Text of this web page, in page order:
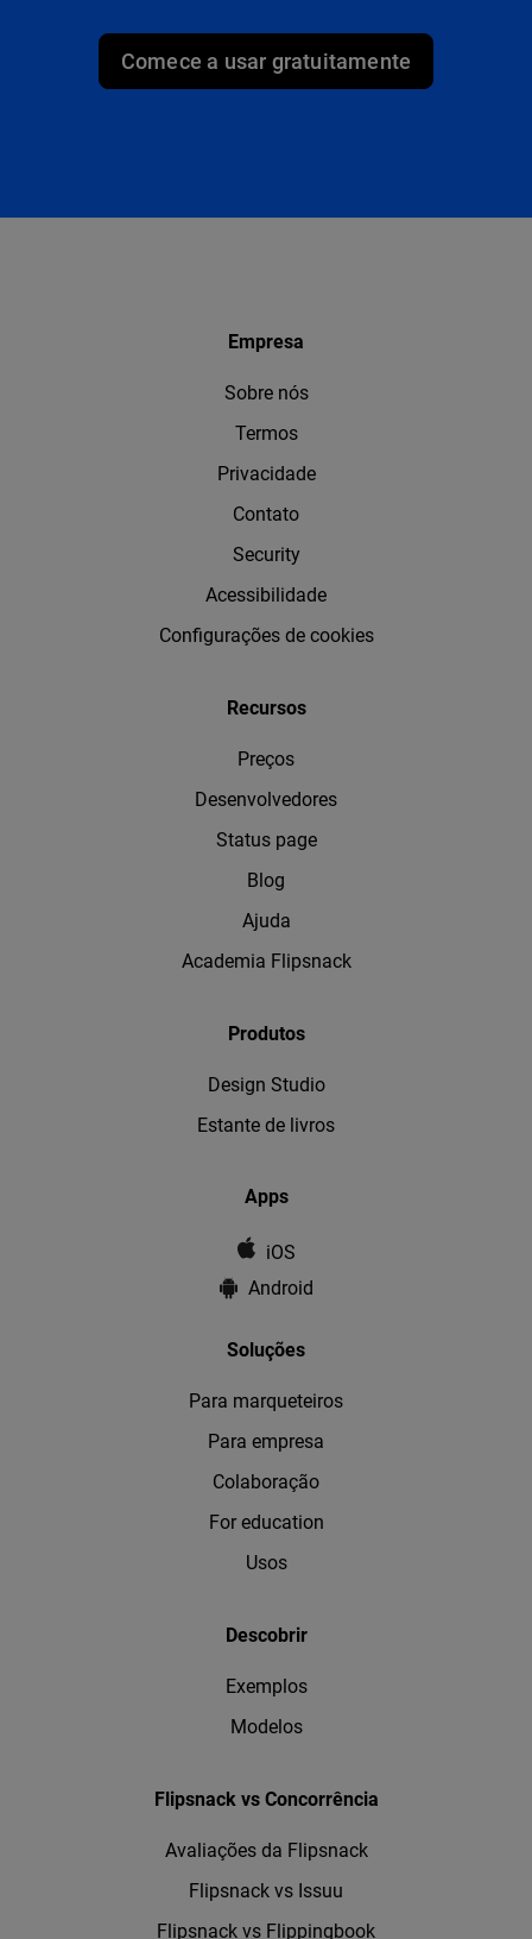
Comece a usar gratuitamente
Empresa
Sobre nós
Termos
Privacidade
Contato
Security
Acessibilidade
Configurações de cookies
Recursos
Preços
Desenvolvedores
Status page
Blog
Ajuda
Academia Flipsnack
Produtos
Design Studio
Estante de livros
Apps
iOS
Android
Soluções
Para marqueteiros
Para empresa
Colaboração
For education
Usos
Descobrir
Exemplos
Modelos
Flipsnack vs Concorrência
Avaliações da Flipsnack
Flipsnack vs Issuu
Flipsnack vs Flippingbook